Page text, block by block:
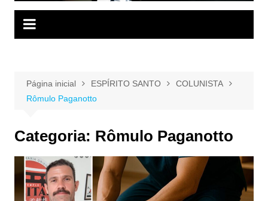
Página inicial ESPÍRITO SANTO
COLUNISTA
Rômulo Paganotto
Categoria: Rômulo Paganotto